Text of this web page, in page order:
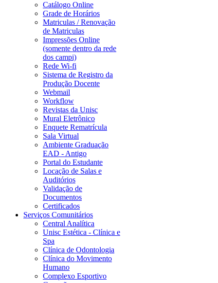
Catálogo Online
Grade de Horários
Matriculas / Renovação
de Matriculas
Impressões Online
(somente dentro da rede
dos campi)
Rede Wi-fi
Sistema de Registro da
Produção Docente
Webmail
Workflow
Revistas da Unisc
Mural Eletrônico
Enquete Rematrícula
Sala Virtual
Ambiente Graduação
EAD - Antigo
Portal do Estudante
Locação de Salas e
Auditórios
Validação de
Documentos
Certificados
Serviços Comunitários
Central Analítica
Unisc Estética - Clínica e
Spa
Clínica de Odontologia
Clínica do Movimento
Humano
Complexo Esportivo